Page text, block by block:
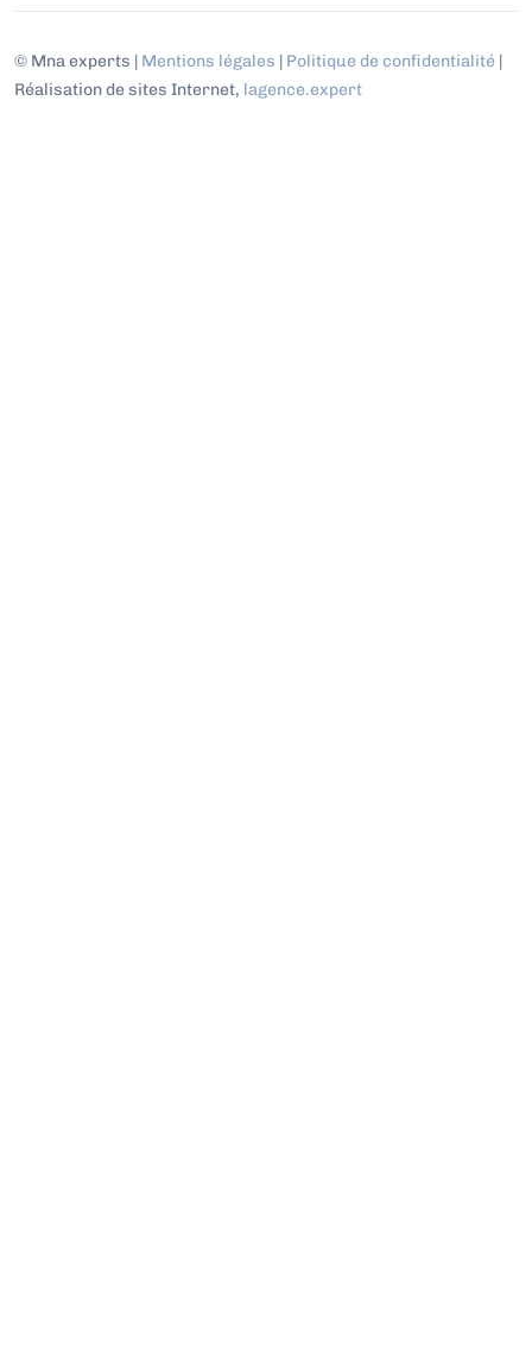
© Mna experts | Mentions légales | Politique de confidentialité |
Réalisation de sites Internet, lagence.expert